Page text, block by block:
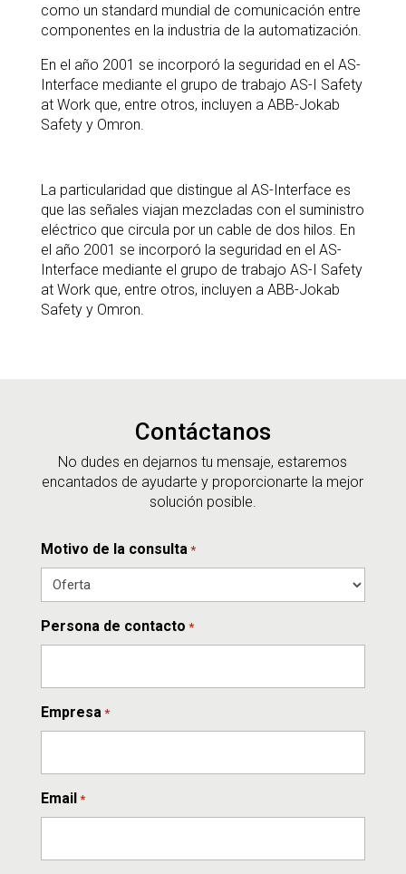
como un standard mundial de comunicación entre
componentes en la industria de la automatización.
En el año 2001 se incorporó la seguridad en el AS-
Interface mediante el grupo de trabajo AS-I Safety
at Work que, entre otros, incluyen a ABB-Jokab
Safety y Omron.
La particularidad que distingue al AS-Interface es
que las señales viajan mezcladas con el suministro
eléctrico que circula por un cable de dos hilos. En
el año 2001 se incorporó la seguridad en el AS-
Interface mediante el grupo de trabajo AS-I Safety
at Work que, entre otros, incluyen a ABB-Jokab
Safety y Omron.
Contáctanos
No dudes en dejarnos tu mensaje, estaremos
encantados de ayudarte y proporcionarte la mejor
solución posible.
Motivo de la consulta *
Persona de contacto *
Empresa *
Email *